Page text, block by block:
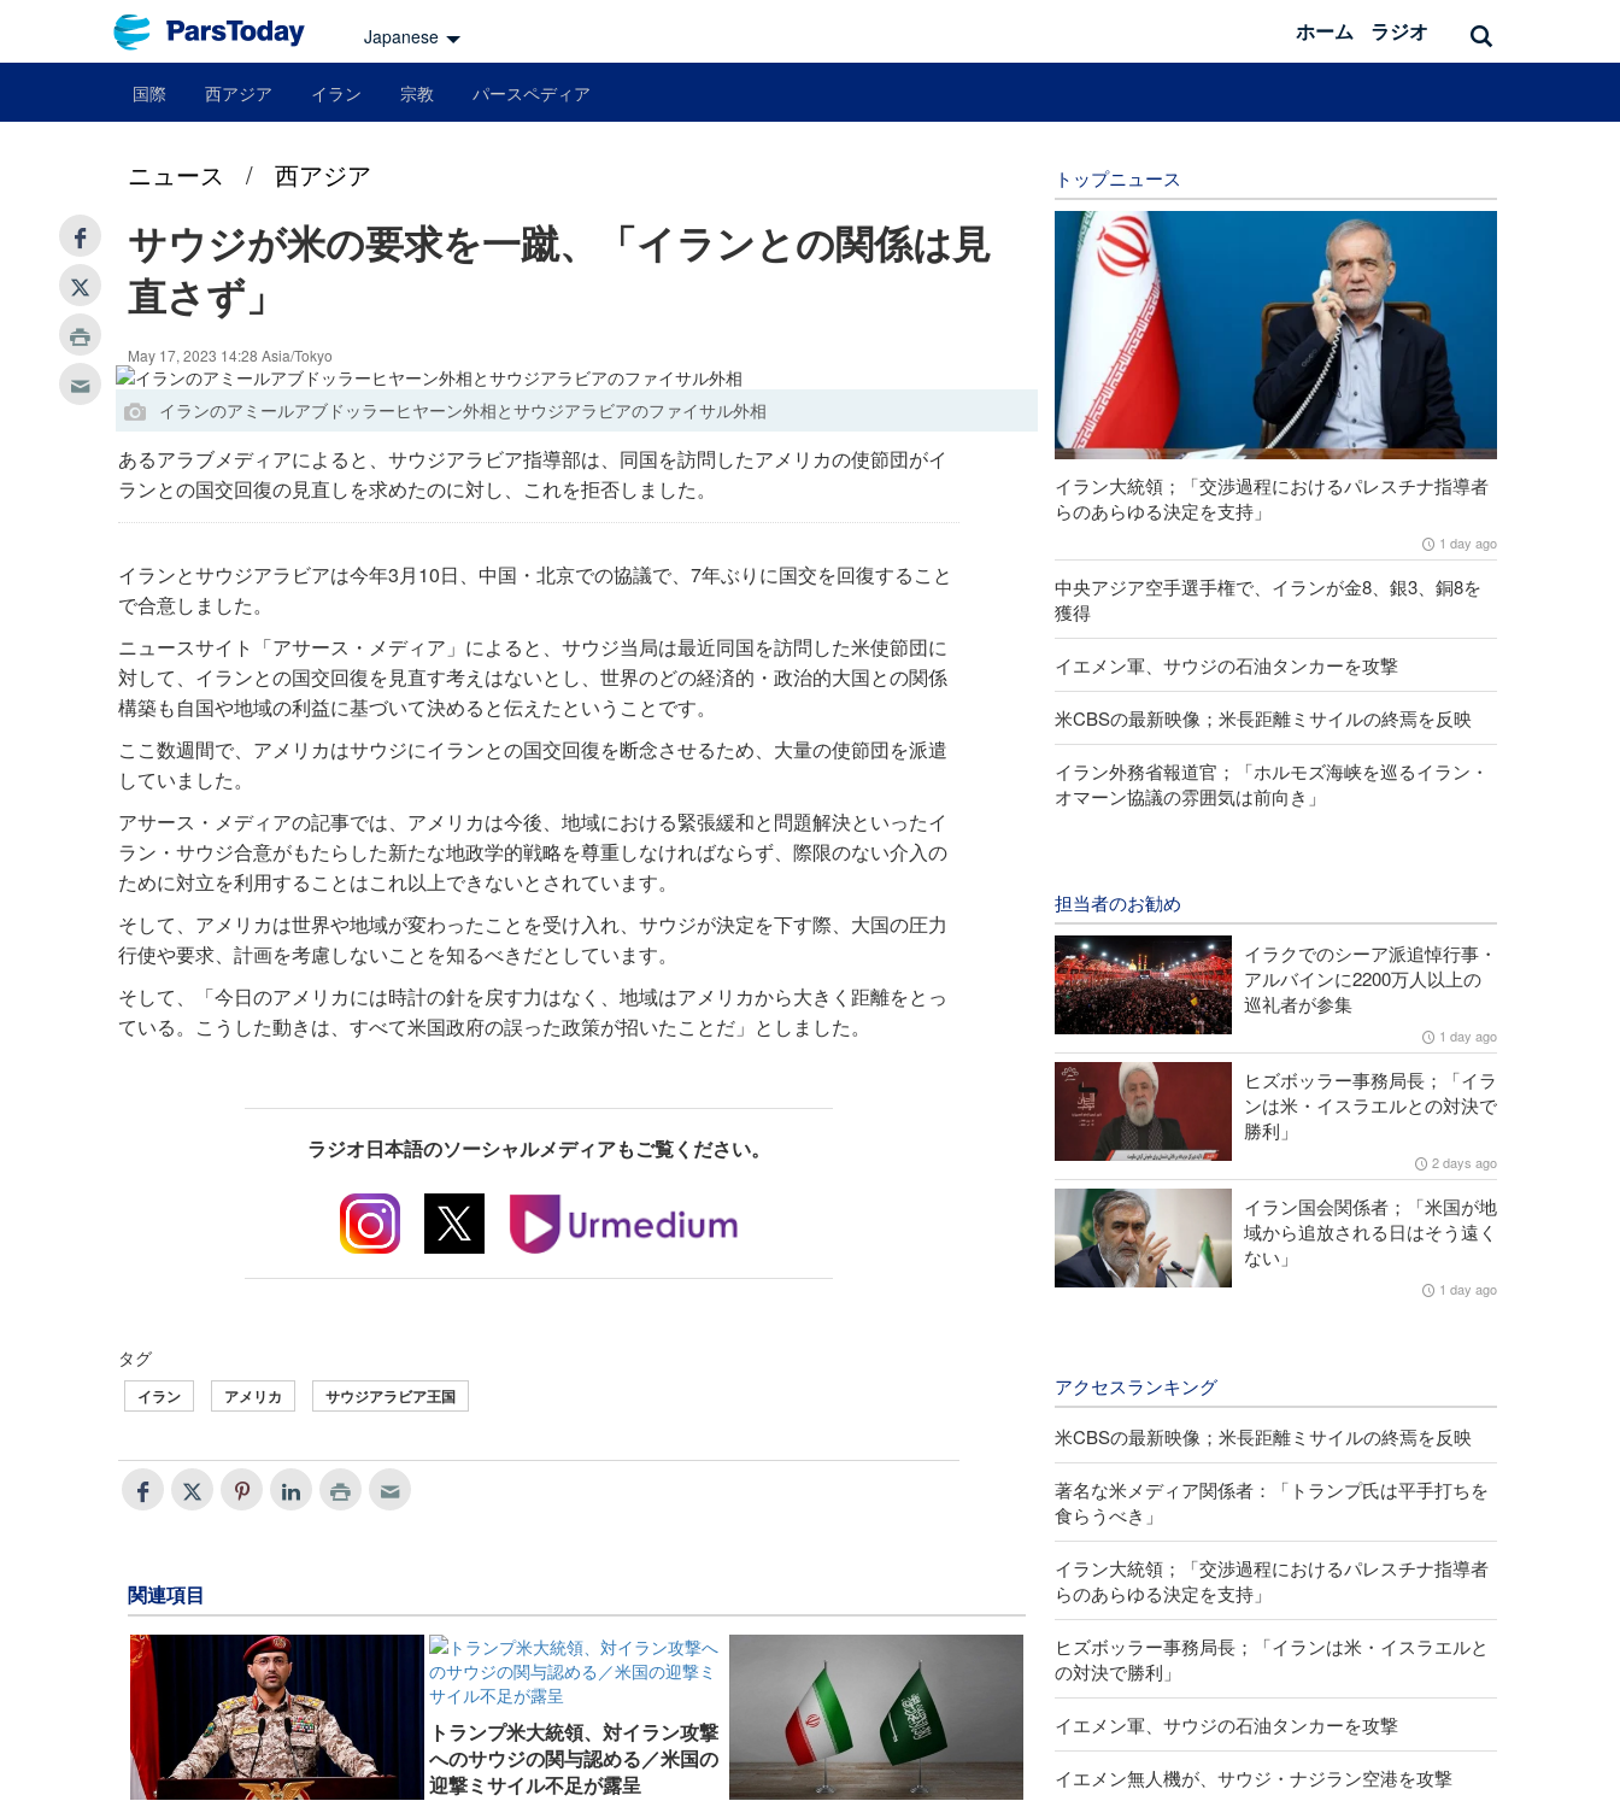
Japanese ホーム ラジオ
国際 西アジア イラン 宗教 パースペディア
ニュース / 西アジア
サウジが米の要求を一蹴、「イランとの関係は見
直さず」
May 17, 2023 14:28 Asia/Tokyo
イランのアミールアブドッラーヒヤーン外相とサウジアラビアのファイサル外相
あるアラブメディアによると、サウジアラビア指導部は、同国を訪問したアメリカの使節団がイ
ランとの国交回復の見直しを求めたのに対し、これを拒否しました。
イランとサウジアラビアは今年3月10日、中国・北京での協議で、7年ぶりに国交を回復すること
で合意しました。
ニュースサイト「アサース・メディア」によると、サウジ当局は最近同国を訪問した米使節団に
対して、イランとの国交回復を見直す考えはないとし、世界のどの経済的・政治的大国との関係
構築も自国や地域の利益に基づいて決めると伝えたということです。
ここ数週間で、アメリカはサウジにイランとの国交回復を断念させるため、大量の使節団を派遣
していました。
アサース・メディアの記事では、アメリカは今後、地域における緊張緩和と問題解決といったイ
ラン・サウジ合意がもたらした新たな地政学的戦略を尊重しなければならず、際限のない介入の
ために対立を利用することはこれ以上できないとされています。
そして、アメリカは世界や地域が変わったことを受け入れ、サウジが決定を下す際、大国の圧力
行使や要求、計画を考慮しないことを知るべきだとしています。
そして、「今日のアメリカには時計の針を戻す力はなく、地域はアメリカから大きく距離をとっ
ている。こうした動きは、すべて米国政府の誤った政策が招いたことだ」としました。
ラジオ日本語のソーシャルメディアもご覧ください。
タグ
イラン アメリカ サウジアラビア王国
関連項目
トランプ米大統領、対イラン攻撃
へのサウジの関与​​認める／米国の
迎撃ミサイル不足が露呈
トップニュース
イラン大統領；「交渉過程におけるパレスチナ指導者
らのあらゆる決定を支持」
1 day ago
中央アジア空手選手権で、イランが金8、銀3、銅8を
獲得
イエメン軍、サウジの石油タンカーを攻撃
米CBSの最新映像；米長距離ミサイルの終焉を反映
イラン外務省報道官；「ホルモズ海峡を巡るイラン・
オマーン協議の雰囲気は前向き」
担当者のお勧め
イラクでのシーア派追悼行事・
アルバインに2200万人以上の
巡礼者が参集
1 day ago
ヒズボッラー事務局長；「イラ
ンは米・イスラエルとの対決で
勝利」
2 days ago
イラン国会関係者；「米国が地
域から追放される日はそう遠く
ない」
1 day ago
アクセスランキング
米CBSの最新映像；米長距離ミサイルの終焉を反映
著名な米メディア関係者：「トランプ氏は平手打ちを
食らうべき」
イラン大統領；「交渉過程におけるパレスチナ指導者
らのあらゆる決定を支持」
ヒズボッラー事務局長；「イランは米・イスラエルと
の対決で勝利」
イエメン軍、サウジの石油タンカーを攻撃
イエメン無人機が、サウジ・ナジラン空港を攻撃